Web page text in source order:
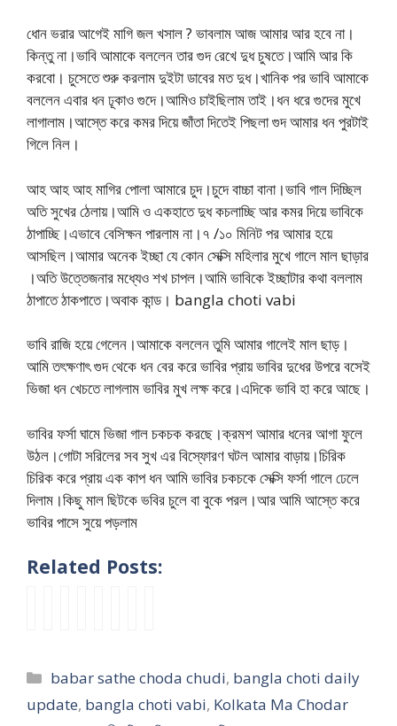
ধোন ভরার আগেই মাগি জল খসাল ? ভাবলাম আজ আমার আর হবে না।
কিন্তু না।ভাবি আমাকে বললেন তার গুদ রেখে দুধ চুষতে।আমি আর কি
করবো। চুসেতে শুরু করলাম দুইটা ডাবের মত দুধ।খানিক পর ভাবি আমাকে
বললেন এবার ধন ঢূকাও গুদে।আমিও চাইছিলাম তাই।ধন ধরে গুদের মুখে
লাগালাম।আস্তে করে কমর দিয়ে জাঁতা দিতেই পিছলা গুদ আমার ধন পুরটাই
গিলে নিল।
আহ আহ আহ মাগির পোলা আমারে চুদ।চুদে বাচ্চা বানা।ভাবি গাল দিচ্ছিল
অতি সুখের ঠেলায়।আমি ও একহাতে দুধ কচলাচ্ছি আর কমর দিয়ে ভাবিকে
ঠাপাচ্ছি।এভাবে বেসিক্ষন পারলাম না।৭ /১০ মিনিট পর আমার হয়ে
আসছিল।আমার অনেক ইচ্ছা যে কোন সেক্সি মহিলার মুখে গালে মাল ছাড়ার
।অতি উত্তেজনার মধ্যেও শখ চাপল।আমি ভাবিকে ইচ্ছাটার কথা বললাম
ঠাপাতে ঠাকপাতে।অবাক কান্ড। bangla choti vabi
ভাবি রাজি হয়ে গেলেন।আমাকে বললেন তুমি আমার গালেই মাল ছাড়।
আমি তৎক্ষণাৎ গুদ থেকে ধন বের করে ভাবির প্রায় ভাবির দুধের উপরে বসেই
ভিজা ধন খেচতে লাগলাম ভাবির মুখ লক্ষ করে।এদিকে ভাবি হা করে আছে।
ভাবির ফর্সা ঘামে ভিজা গাল চকচক করছে।ক্রমশ আমার ধনের আগা ফুলে
উঠল।গোটা সরিলের সব সুখ এর বিস্ফোরণ ঘটল আমার বাড়ায়।চিরিক
চিরিক করে প্রায় এক কাপ ধন আমি ভাবির চকচকে সেক্সি ফর্সা গালে ঢেলে
দিলাম।কিছু মাল ছিটকে ভবির চুলে বা বুকে পরল।আর আমি আস্তে করে
ভাবির পাসে সুয়ে পড়লাম
Related Posts:
টে
দে
কা
প
থে
তি
দা
র
a
n
4
উ
র
ছো
i
c
Categories
babar sathe choda chudi, bangla choti daily
update, bangla choti vabi, Kolkata Ma Chodar